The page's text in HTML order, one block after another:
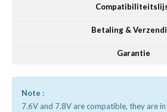
Betaling &
Garantie
Note :
7.6V and 7.8V are compatible, they are in